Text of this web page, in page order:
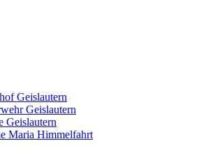
Geislautern
Geislautern
Geislautern
Maria Himmelfahrt